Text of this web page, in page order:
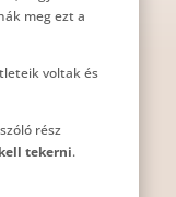
meg ezt a
voltak és
rész
tekerni.